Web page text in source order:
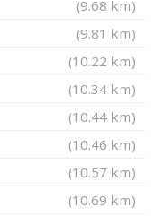
(9.68 km)
(9.81 km)
(10.22 km)
(10.34 km)
(10.44 km)
(10.46 km)
(10.57 km)
(10.69 km)